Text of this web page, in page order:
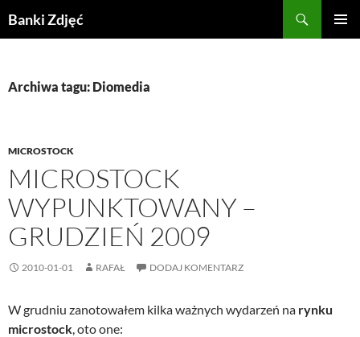
doBanki Zdjęć
Archiwa tagu: Diomedia
MICROSTOCK
MICROSTOCK
WYPUNKTOWANY –
GRUDZIEŃ 2009
2010-01-01 RAFAŁ DODAJ KOMENTARZ
W grudniu zanotowałem kilka ważnych wydarzeń na rynku
microstock, oto one: